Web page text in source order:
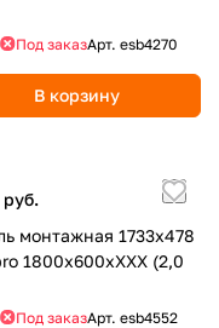
Под заказАрт. esb4270
В корзину
монтажная 1733х478
1800х600хХХХ (2,0
Под заказАрт. esb4552